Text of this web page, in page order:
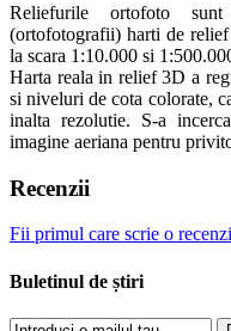
Reliefurile ortofoto
(ortofotografii) harti de
la scara 1:10.000 si
Harta reala in relief 3D a
si niveluri de cota colorate,
inalta rezolutie. S-a
imagine aeriana pentru
Recenzii
Fii primul care scrie o
Buletinul de știri